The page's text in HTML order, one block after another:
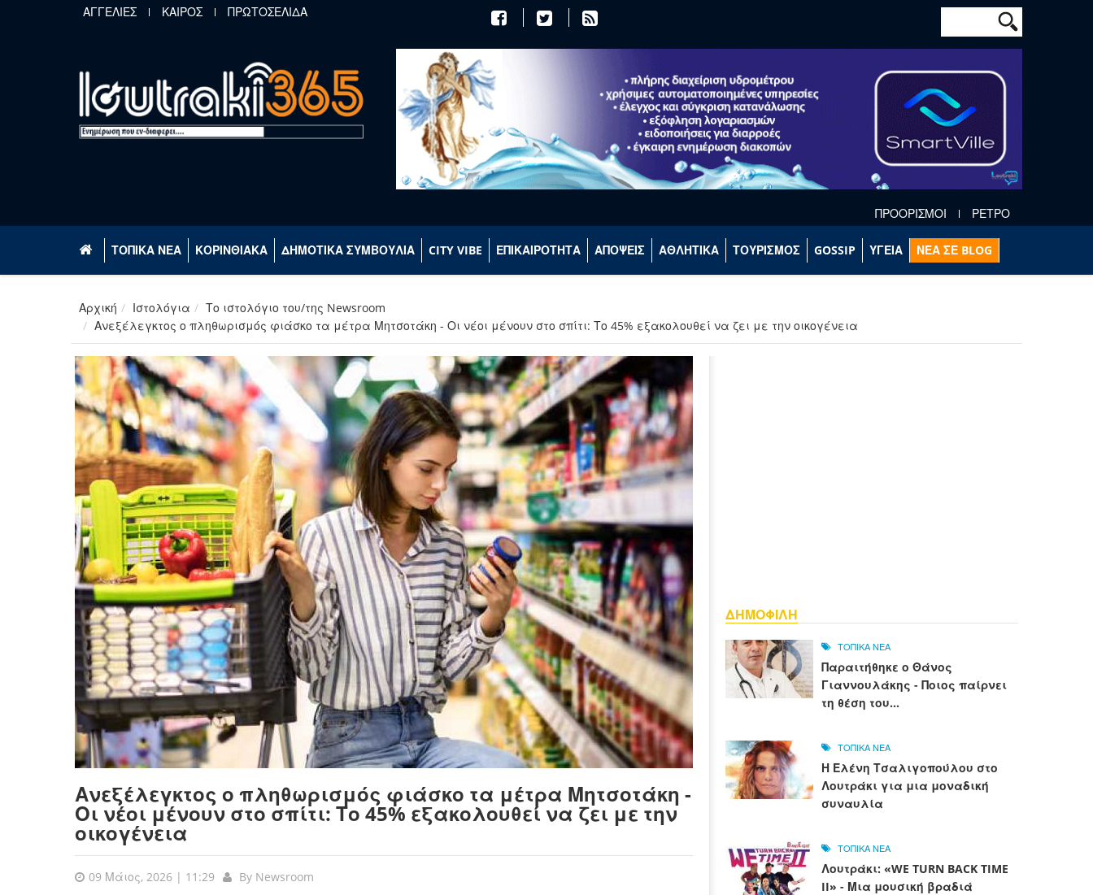
Παράκαμψη προς το κυρίως περιεχόμενο
ΑΓΓΕΛΙΕΣ ΚΑΙΡΟΣ ΠΡΩΤΟΣΕΛΙΔΑ Φόρμα
Αναζήτηση
ΠΡΟΟΡΙΣΜΟΙ ΡΕΤΡΟ
ΤΟΠΙΚΑ ΝΕΑ ΚΟΡΙΝΘΙΑΚΑ ΔΗΜΟΤΙΚΑ ΣΥΜΒΟΥΛΙΑ CITY VIBE ΕΠΙΚΑΙΡΟΤΗΤΑ ΑΠΟΨΕΙΣ ΑΘΛΗΤΙΚΑ ΤΟΥΡΙΣΜΟΣ GOSSIP ΥΓΕΙΑ ΝΕΑ ΣΕ BLOG
Αρχική Ιστολόγια
Το ιστολόγιο του/της Newsroom
Ανεξέλεγκτος ο πληθωρισμός φιάσκο τα μέτρα Μητσοτάκη - Οι νέοι μένουν στο σπίτι: Το 45% εξακολουθεί να ζει με την οικογένεια
Ανεξέλεγκτος ο πληθωρισμός φιάσκο τα μέτρα Μητσοτάκη -
Οι νέοι μένουν στο σπίτι: Το 45% εξακολουθεί να ζει με την
οικογένεια
09 Μάιος, 2026 | 11:29 By Newsroom
ΔΗΜΟΦΙΛΗ
ΤΟΠΙΚΑ ΝΕΑ
Παραιτήθηκε ο Θάνος
Γιαννουλάκης - Ποιος παίρνει
τη θέση του...
ΤΟΠΙΚΑ ΝΕΑ
Η Ελένη Τσαλιγοπούλου στο
Λουτράκι για μια μοναδική
συναυλία
ΤΟΠΙΚΑ ΝΕΑ
Λουτράκι: «WE TURN BACK TIME
II» - Μια μουσική βραδιά